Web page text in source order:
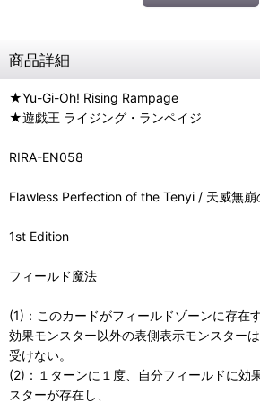
商品詳細
★Yu-Gi-Oh! Rising Rampage
★遊戯王 ライジング・ランペイジ
RIRA-EN058
Flawless Perfection of the Tenyi / 天威無崩
1st Edition
フィールド魔法
(1)：このカードがフィールドゾーンに存在す
効果モンスター以外の表側表示モンスター
受けない。
(2)：１ターンに１度、自分フィールドに効
スターが存在し、